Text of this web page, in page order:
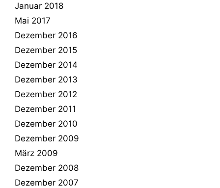
Januar 2018
Mai 2017
Dezember 2016
Dezember 2015
Dezember 2014
Dezember 2013
Dezember 2012
Dezember 2011
Dezember 2010
Dezember 2009
März 2009
Dezember 2008
Dezember 2007